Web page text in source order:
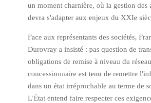
un moment charnière, où la gestion des
devra s'adapter aux enjeux du XXIe
Face aux représentants des sociétés,
Durovray a insisté : pas question de
obligations de remise à niveau du
concessionnaire est tenu de remettre
dans un état irréprochable au terme de
L'État entend faire respecter ces